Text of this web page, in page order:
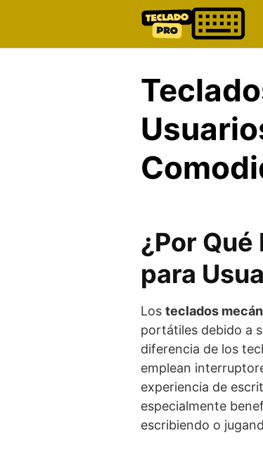
¿Por
para
Los teclados
portátiles debido a
diferencia de los
emplean
experiencia de
especialmente
escribiendo o